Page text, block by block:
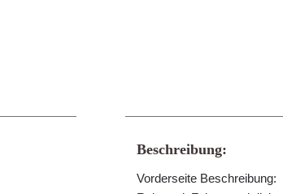
Beschreibung:
Vorderseite Beschreibung: